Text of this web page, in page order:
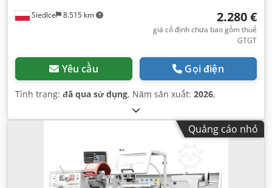
Siedlce 8.515 km 2.280 €
giá cố định chưa bao gồm thuế
GTGT
Yêu cầu Gọi điện
Tình trạng: đã qua sử dụng, Năm sản xuất: 2026,
Quảng cáo nhỏ